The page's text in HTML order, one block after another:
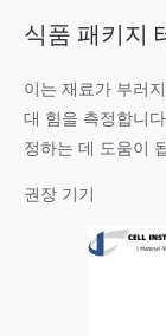
식품 패키지
이는 재료가 부러
대 힘을 측정합니
정하는 데 도움이
권장 기기